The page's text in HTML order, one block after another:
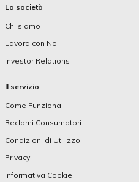
La società
Chi siamo
Lavora con Noi
Investor Relations
Il servizio
Come Funziona
Reclami Consumatori
Condizioni di Utilizzo
Privacy
Informativa Cookie